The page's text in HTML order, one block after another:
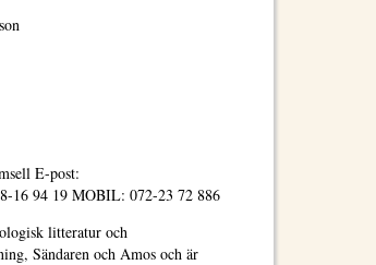
E-post:
16 94 19 MOBIL: 072-23 72 886
litteratur och
Sändaren och Amos och är